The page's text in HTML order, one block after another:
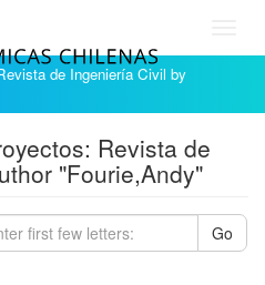
de Ingeniería Civil by
Revista de
"Fourie,Andy"
Go